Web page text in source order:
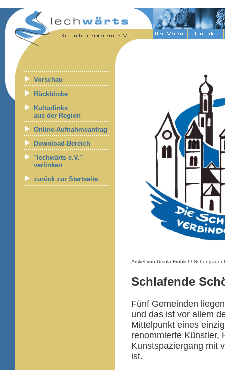
Vorschau
Rückblicke
Kulturlinks
aus der Region
Online-Aufnahmeantrag
Download-Bereich
"lechwärts e.V."
verlinken
zurück zur Startseite
Artikel von Ursula Fröhlich/ Schongauer
Schlafende
Fünf Gemeinden
und das ist vor allem
Mittelpunkt eines
renommierte Künstler,
Kunstspaziergang mit
ist.